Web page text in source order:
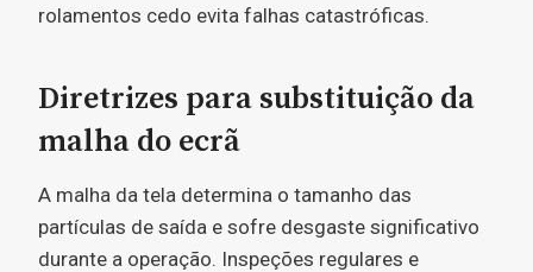
rolamentos cedo evita falhas catastróficas.
Diretrizes para substituição da
malha do ecrã
A malha da tela determina o tamanho das
partículas de saída e sofre desgaste significativo
durante a operação. Inspeções regulares e